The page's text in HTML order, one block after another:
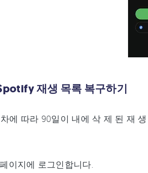
재생 목록 복구하기
에 따라 90일이 내에 삭 제 된 재
이지에 로그인합니다.